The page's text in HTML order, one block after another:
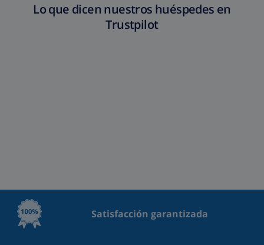
Lo que dicen nuestros huéspedes en
Trustpilot
Satisfacción garantizada